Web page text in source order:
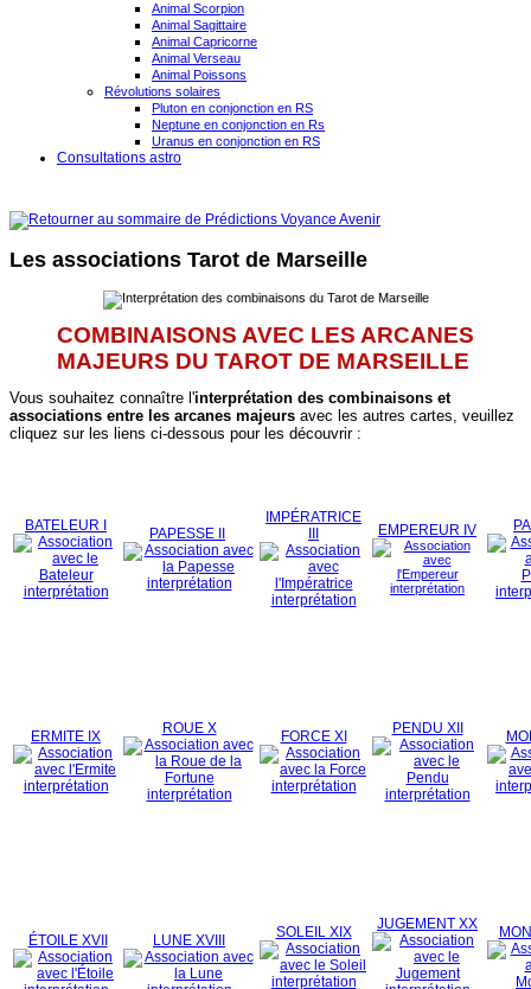
Animal Scorpion
Animal Sagittaire
Animal Capricorne
Animal Verseau
Animal Poissons
Révolutions solaires
Pluton en conjonction en RS
Neptune en conjonction en Rs
Uranus en conjonction en RS
Consultations astro
Les associations Tarot de Marseille
COMBINAISONS AVEC LES ARCANES
MAJEURS DU TAROT DE MARSEILLE
Vous souhaitez connaître l'interprétation des combinaisons et
associations entre les arcanes majeurs avec les autres cartes, veuillez
cliquez sur les liens ci-dessous pour les découvrir :
BATELEUR I PAPESSE II
IMPÉRATRICE
III
EMPEREUR IV
ERMITE IX ROUE X FORCE XI PENDU XII
ÉTOILE XVII LUNE XVIII SOLEIL XIX JUGEMENT XX